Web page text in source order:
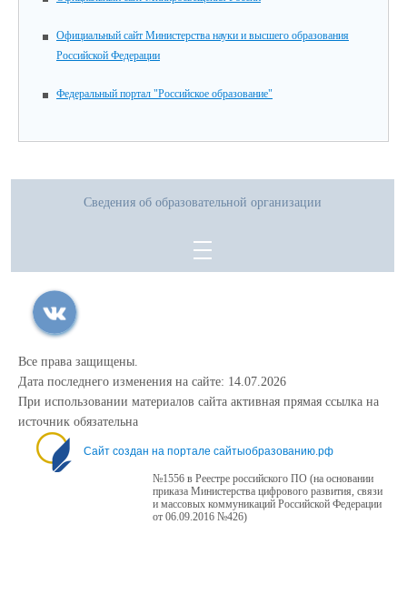
Официальный сайт Министерства науки и высшего образования
Российской Федерации
Федеральный портал "Российское образование"
Сведения об образовательной организации
Все права защищены.
Дата последнего изменения на сайте: 14.07.2026
При использовании материалов сайта активная прямая ссылка на
источник обязательна
Сайт создан на портале сайтыобразованию.рф
№1556 в Реестре российского ПО (на основании
приказа Министерства цифрового развития, связи
и массовых коммуникаций Российской Федерации
от 06.09.2016 №426)